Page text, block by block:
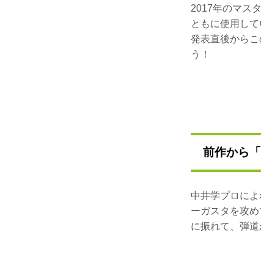
2017年のマス
ともに使用し
発表直後から
う！
前作から
中井学プロに
ーガスタを攻
に振れて、弾